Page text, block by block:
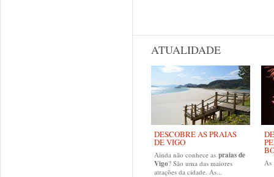
ATUALIDADE
DESCOBRE AS PRAIAS
DE VIGO
Ainda não conhece as praias de
Vigo? São uma das maiores
atrações da cidade. As...
As